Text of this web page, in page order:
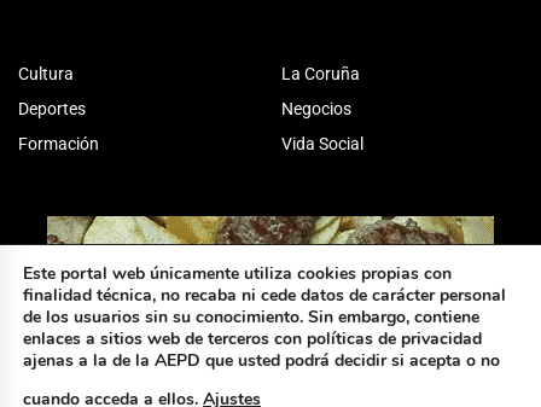
Cultura
Deportes
Formación
La Coruña
Negocios
Vida Social
Este portal web únicamente utiliza cookies propias con
finalidad técnica, no recaba ni cede datos de carácter personal
de los usuarios sin su conocimiento. Sin embargo, contiene
enlaces a sitios web de terceros con políticas de privacidad
ajenas a la de la AEPD que usted podrá decidir si acepta o no
cuando acceda a ellos. Ajustes